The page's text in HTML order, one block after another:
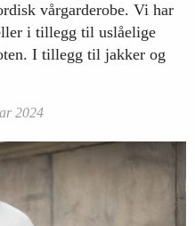
vårgarderobe. Vi har
i tillegg til uslåelige
I tillegg til jakker og
2024